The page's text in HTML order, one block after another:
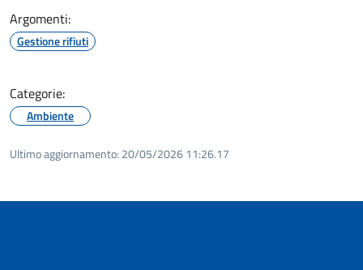
Argomenti:
Gestione rifiuti
Categorie:
Ambiente
Ultimo aggiornamento: 20/05/2026 11:26.17